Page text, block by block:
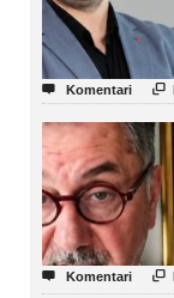
 Komentari 
 Komentari 